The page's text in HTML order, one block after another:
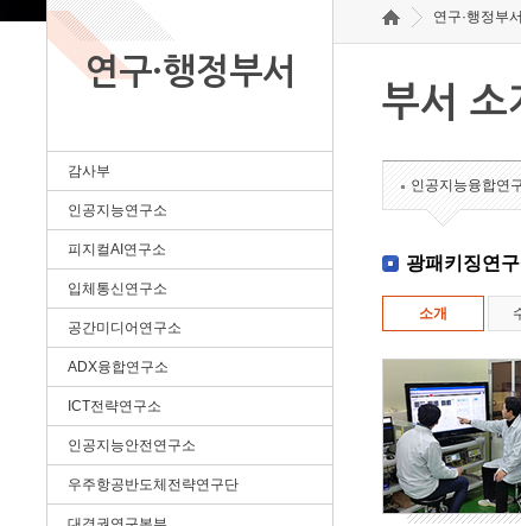
연구·행정부서
감사부
인공지능연구소
피지컬AI연구소
입체통신연구소
공간미디어연구소
ADX융합연구소
ICT전략연구소
인공지능안전연구소
우주항공반도체전략연구단
연구·행정부서
부서 소
인공지능융합연
광패키징연구
소개